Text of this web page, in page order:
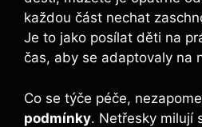
každou⁤ část nechat
Je to⁤ jako posílat děti na
‍čas, aby se adaptovaly na
Co se týče péče,
podmínky. Netřesky milují